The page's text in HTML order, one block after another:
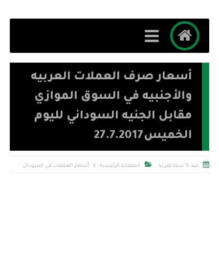
أسعار صرف العملات العربيه
والأجنبيه في السوق الموازي
مقابل الجنيه السوداني لليوم
الخميس27.7.2017
 منذ 9 سنة تقريبا  الصفحة الرئيسية أسعار العملات في السودان